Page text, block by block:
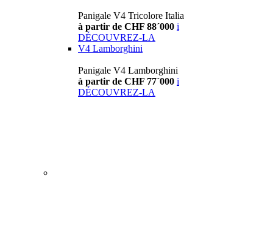
Panigale V4 Tricolore Italia
à partir de CHF 88´000 i
DÉCOUVREZ-LA
V4 Lamborghini
Panigale V4 Lamborghini
à partir de CHF 77´000 i
DÉCOUVREZ-LA